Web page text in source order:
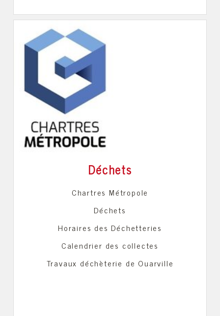
Déchets
Chartres Métropole
Déchets
Horaires des Déchetteries
Calendrier des collectes
Travaux déchèterie de Ouarville